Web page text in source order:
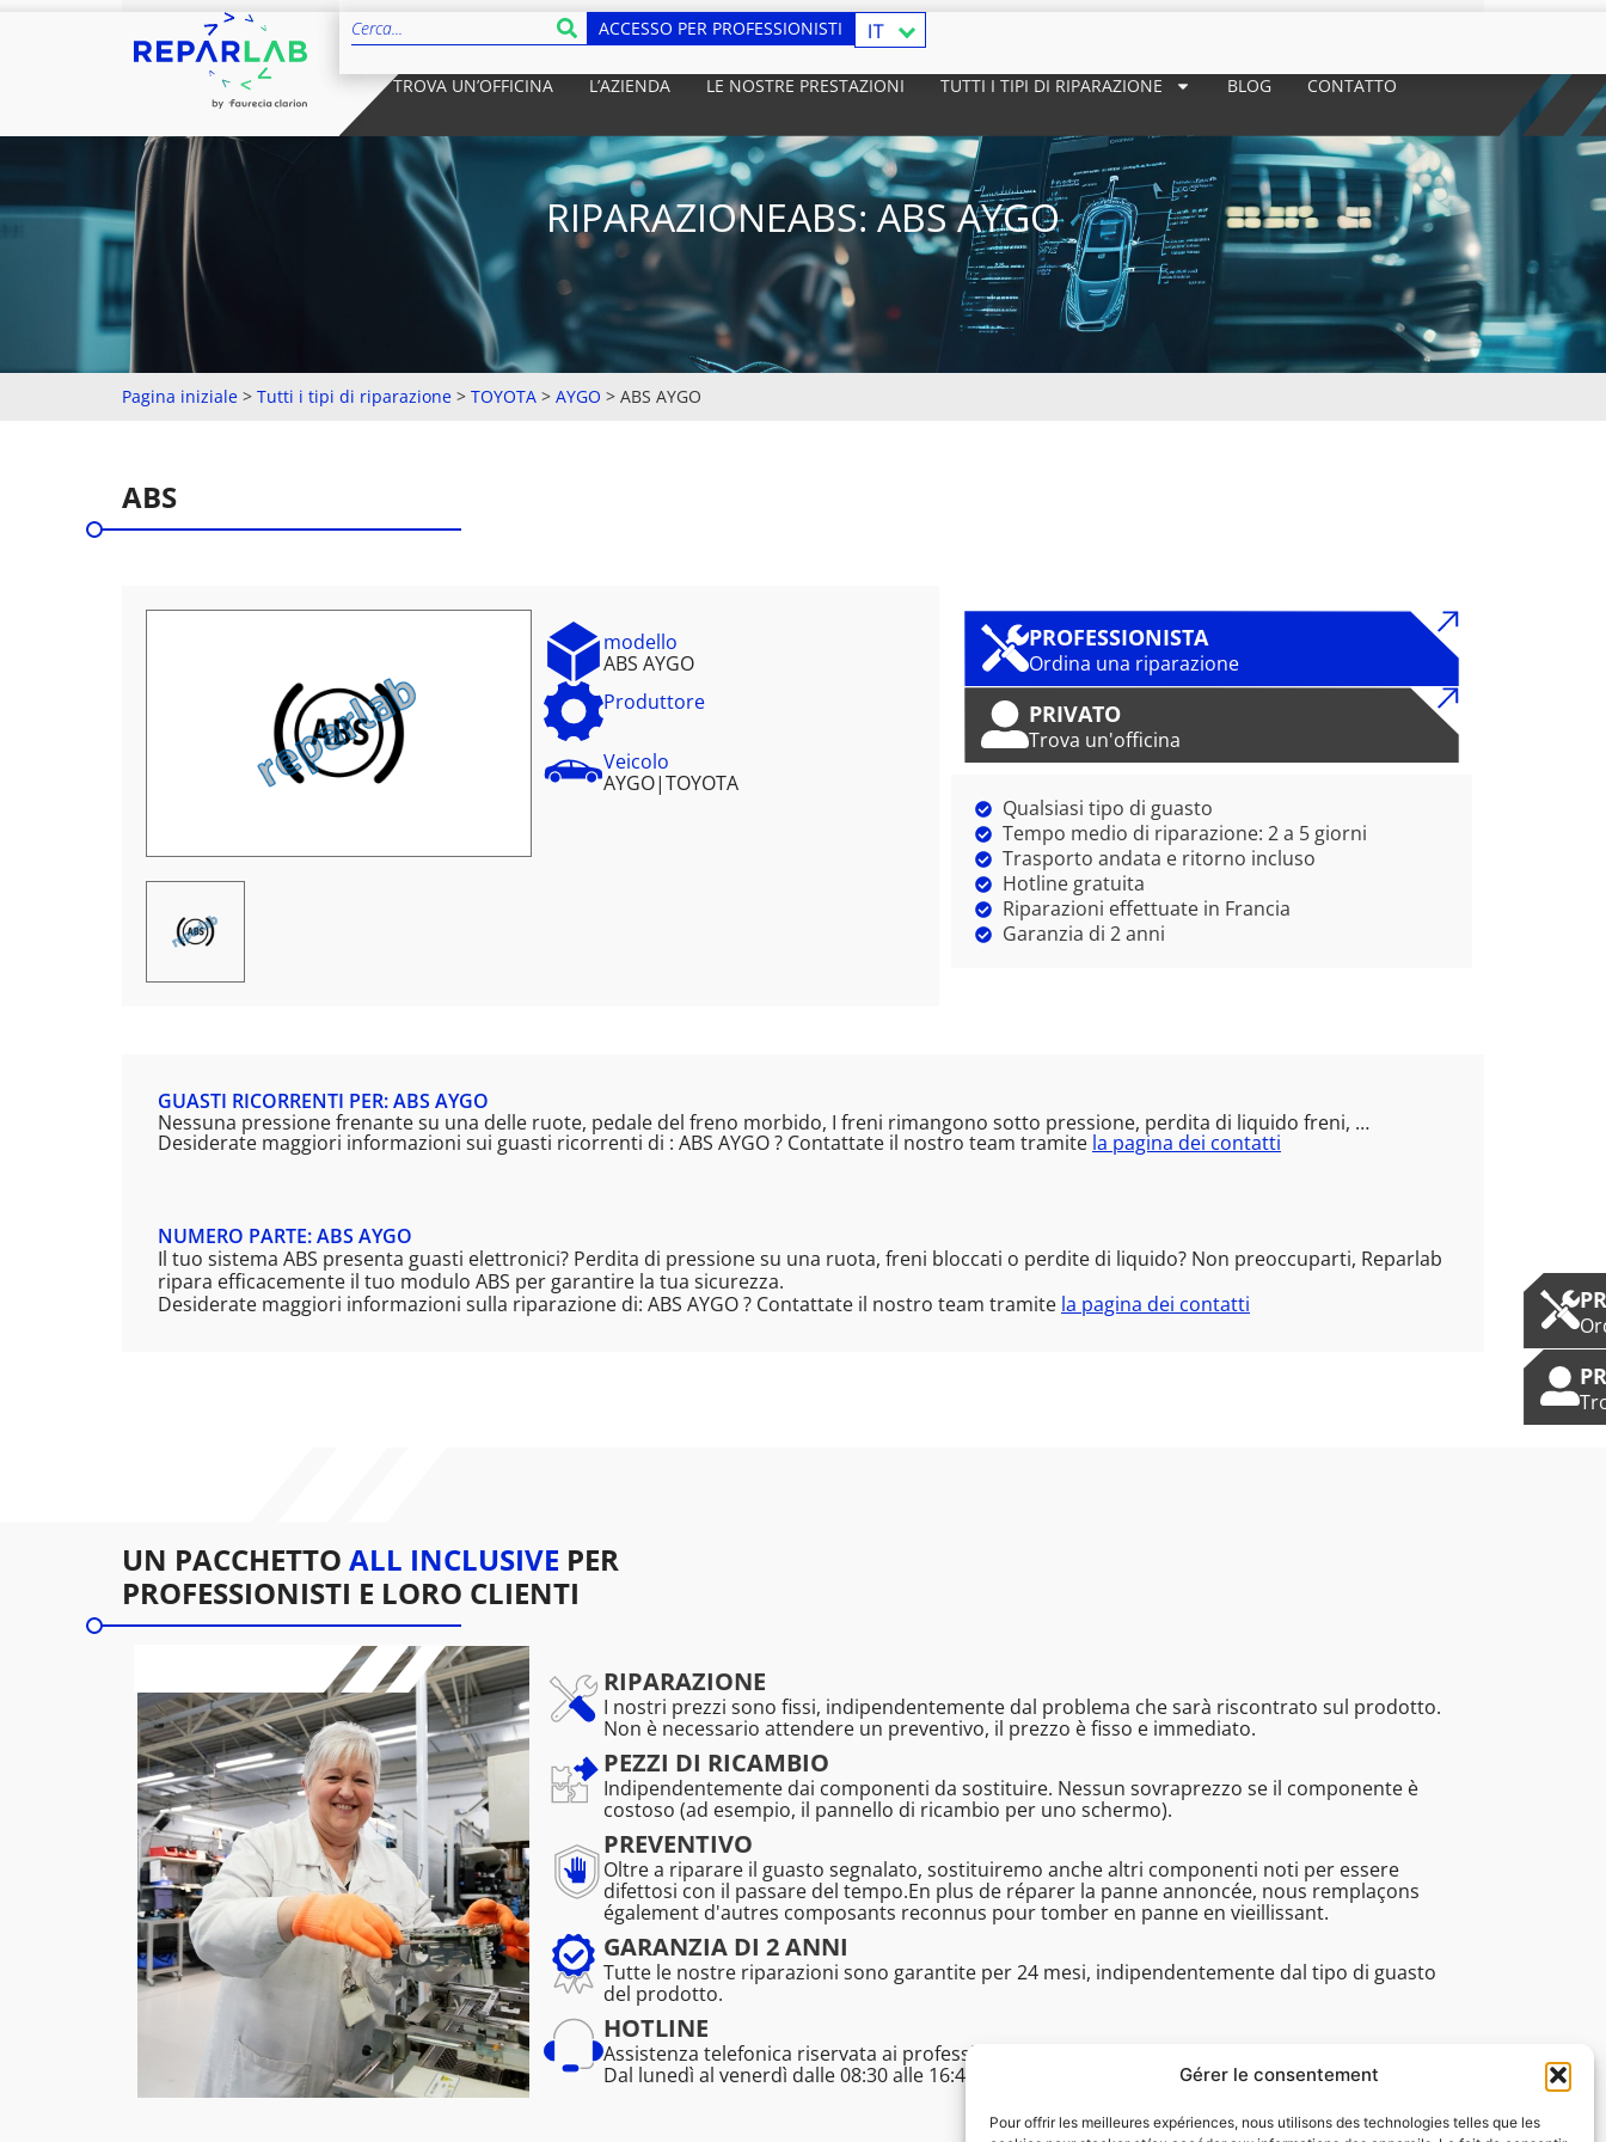
Gérer le consentement
Pour offrir les meilleures expériences, nous utilisons des technologies telles que les
ACCESSO PER PROFESSIONISTI IT
TROVA UN’OFFICINA L’AZIENDA LE NOSTRE PRESTAZIONI TUTTI I TIPI DI RIPARAZIONE BLOG CONTATTO
RIPARAZIONEABS: ABS AYGO
Pagina iniziale > Tutti i tipi di riparazione > TOYOTA > AYGO > ABS AYGO
ABS
modello
ABS AYGO
Produttore
Veicolo
AYGO|TOYOTA
PROFESSIONISTA
Ordina una riparazione
PRIVATO
Trova un'officina
Qualsiasi tipo di guasto
Tempo medio di riparazione: 2 a 5 giorni
Trasporto andata e ritorno incluso
Hotline gratuita
Riparazioni effettuate in Francia
Garanzia di 2 anni
GUASTI RICORRENTI PER: ABS AYGO
Nessuna pressione frenante su una delle ruote, pedale del freno morbido, I freni rimangono sotto pressione, perdita di liquido freni, …
Desiderate maggiori informazioni sui guasti ricorrenti di : ABS AYGO ? Contattate il nostro team tramite la pagina dei contatti
NUMERO PARTE: ABS AYGO
Il tuo sistema ABS presenta guasti elettronici? Perdita di pressione su una ruota, freni bloccati o perdite di liquido? Non preoccuparti, Reparlab
ripara efficacemente il tuo modulo ABS per garantire la tua sicurezza.
Desiderate maggiori informazioni sulla riparazione di: ABS AYGO ? Contattate il nostro team tramite la pagina dei contatti
UN PACCHETTO ALL INCLUSIVE PER
PROFESSIONISTI E LORO CLIENTI
RIPARAZIONE
I nostri prezzi sono fissi, indipendentemente dal problema che sarà riscontrato sul prodotto.
Non è necessario attendere un preventivo, il prezzo è fisso e immediato.
PEZZI DI RICAMBIO
Indipendentemente dai componenti da sostituire. Nessun sovraprezzo se il componente è
costoso (ad esempio, il pannello di ricambio per uno schermo).
PREVENTIVO
Oltre a riparare il guasto segnalato, sostituiremo anche altri componenti noti per essere
difettosi con il passare del tempo.En plus de réparer la panne annoncée, nous remplaçons
également d'autres composants reconnus pour tomber en panne en vieillissant.
GARANZIA DI 2 ANNI
Tutte le nostre riparazioni sono garantite per 24 mesi, indipendentemente dal tipo di guasto
del prodotto.
HOTLINE
Assistenza telefonica riservata ai professionisti (tempi di lavorazione, assistenza tecnica. ecc.).
Dal lunedì al venerdì dalle 08:30 alle 16:45.